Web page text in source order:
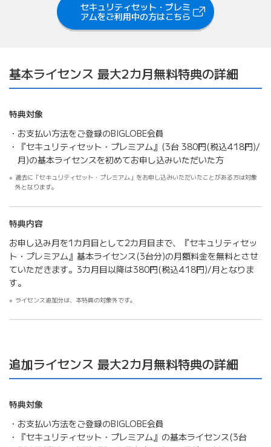
セキュリティセット・プレミ
アムをご利用中の方はこちら
（新しいタブで開きます）
基本ライセンス 最大2カ月無料特典の詳細
特典対象
お支払い方法をご登録のBIGLOBE会員
『セキュリティセット・プレミアム』(3台 380円(税込418円)/
月)の基本ライセンスを初めてお申し込みいただいた方
過去に「セキュリティセット・プレミアム」をお申し込みいただいたことがある方は対象
外となります。
特典内容
お申し込み月を1カ月目として2カ月目まで、『セキュリティセッ
ト・プレミアム』基本ライセンス(3台分)の月額料金を無料とさせ
ていただきます。3カ月目以降は380円(税込418円)/月となりま
す。
ライセンス追加分は、本特典の対象外です。
追加ライセンス 最大2カ月無料特典の詳細
特典対象
お支払い方法をご登録のBIGLOBE会員
『セキュリティセット・プレミアム』の基本ライセンス(3台